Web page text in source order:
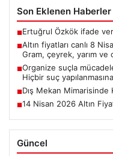
Son Eklenen Haberler
■Ertuğrul Özkök ifade
■Altın fiyatları canlı 8
Gram, çeyrek, yarım ve
■Organize suçla
Hiçbir suç
■Dış Mekan Mimarisinde
■14 Nisan 2026 Altın
Güncel